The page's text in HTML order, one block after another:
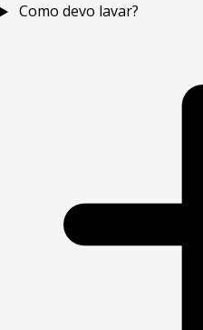
Como devo lavar?